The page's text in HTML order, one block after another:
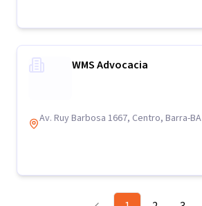
WMS Advocacia
Av. Ruy Barbosa 1667, Centro, Barra-BA